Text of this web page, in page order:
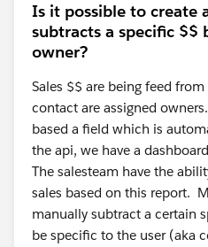
Is it possible to create
subtracts a specific $$
owner?
Sales $$ are being feed
contact are assigned
based a field which is
the api, we have a
The salesteam have the
sales based on this report.
manually subtract a certain
be specific to the user (aka